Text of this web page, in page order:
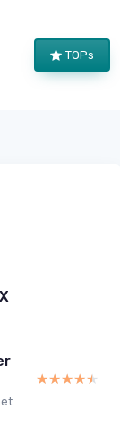
TOPs
★★★★★
★★★★★